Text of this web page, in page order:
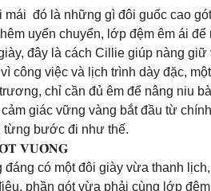
đó là những gì đôi guốc cao
uyển chuyển, lớp đệm êm ái
đây là cách Cillie giúp nàng
công việc và lịch trình dày đặc,
chỉ cần đủ êm để nâng niu
giác vững vàng bắt đầu từ
từng bước đi như thế.
𝐕𝐔𝐎̂𝐍𝐆
có một đôi giày vừa thanh
phần gót vừa phải cùng lớp